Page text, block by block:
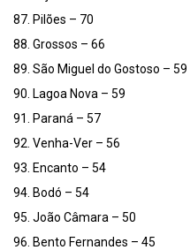
87. Pilões – 70
88. Grossos – 66
89. São Miguel do Gostoso – 59
90. Lagoa Nova – 59
91. Paraná – 57
92. Venha-Ver – 56
93. Encanto – 54
94. Bodó – 54
95. João Câmara – 50
96. Bento Fernandes – 45